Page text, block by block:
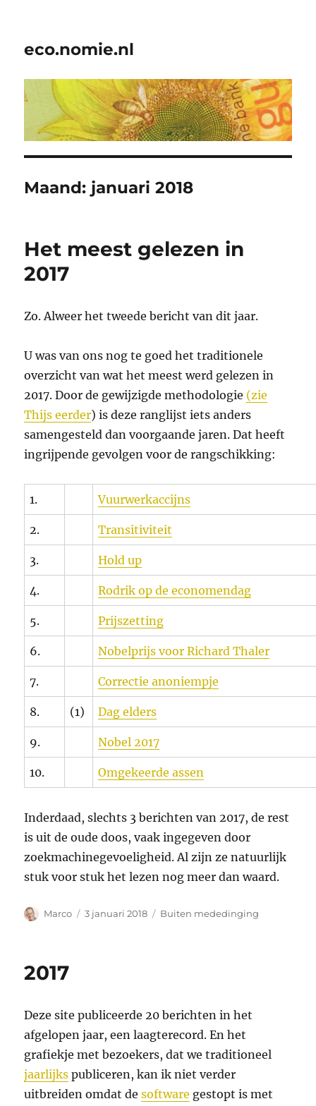
eco.nomie.nl
Maand: januari 2018
Het meest gelezen in
2017
Zo. Alweer het tweede bericht van dit jaar.
U was van ons nog te goed het traditionele
overzicht van wat het meest werd gelezen in
2017. Door de gewijzigde methodologie (zie
Thijs eerder) is deze ranglijst iets anders
samengesteld dan voorgaande jaren. Dat heeft
ingrijpende gevolgen voor de rangschikking:
1. Vuurwerkaccijns
2. Transitiviteit
3. Hold up
4. Rodrik op de economendag
5. Prijszetting
6. Nobelprijs voor Richard Thaler
7. Correctie anoniempje
8. (1) Dag elders
9. Nobel 2017
10. Omgekeerde assen
Inderdaad, slechts 3 berichten van 2017, de rest
is uit de oude doos, vaak ingegeven door
zoekmachinegevoeligheid. Al zijn ze natuurlijk
stuk voor stuk het lezen nog meer dan waard.
Auteur
Marco
Geplaatst
3 januari 2018 Categorieën
Buiten mededinging
2017
Deze site publiceerde 20 berichten in het
afgelopen jaar, een laagterecord. En het
grafiekje met bezoekers, dat we traditioneel
jaarlijks publiceren, kan ik niet verder
uitbreiden omdat desoftware gestopt is met